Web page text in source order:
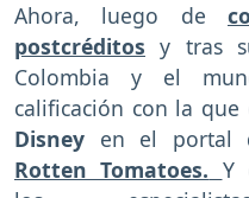
Ahora, luego de
postcréditos y tras
Colombia y el
calificación con la
Disney en el portal
Rotten Tomatoes. Y